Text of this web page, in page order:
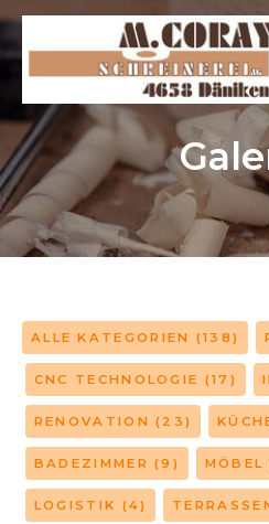
ALLE KATEGORIEN (138)
CNC TECHNOLOGIE (17)
RENOVATION (23)
BADEZIMMER (9) MÖBEL
LOGISTIK (4)